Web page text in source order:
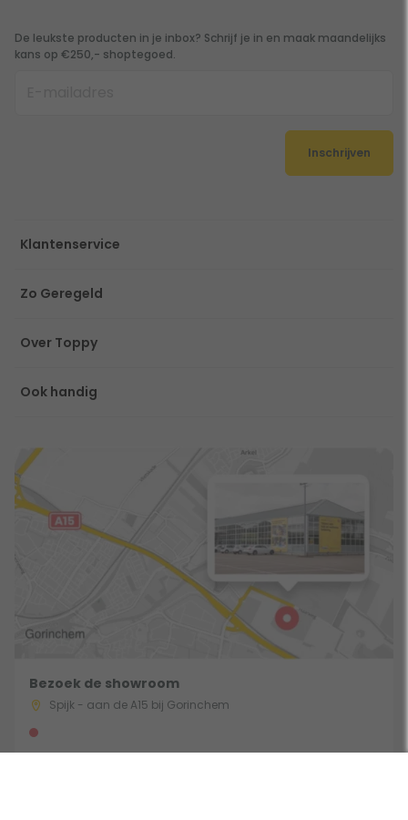
De leukste producten in je inbox? Schrijf je in en maak maandelijks
kans op €250,- shoptegoed.
Inschrijven
Klantenservice
Zo Geregeld
Over Toppy
Ook handig
Bezoek de showroom
Spijk - aan de A15 bij Gorinchem